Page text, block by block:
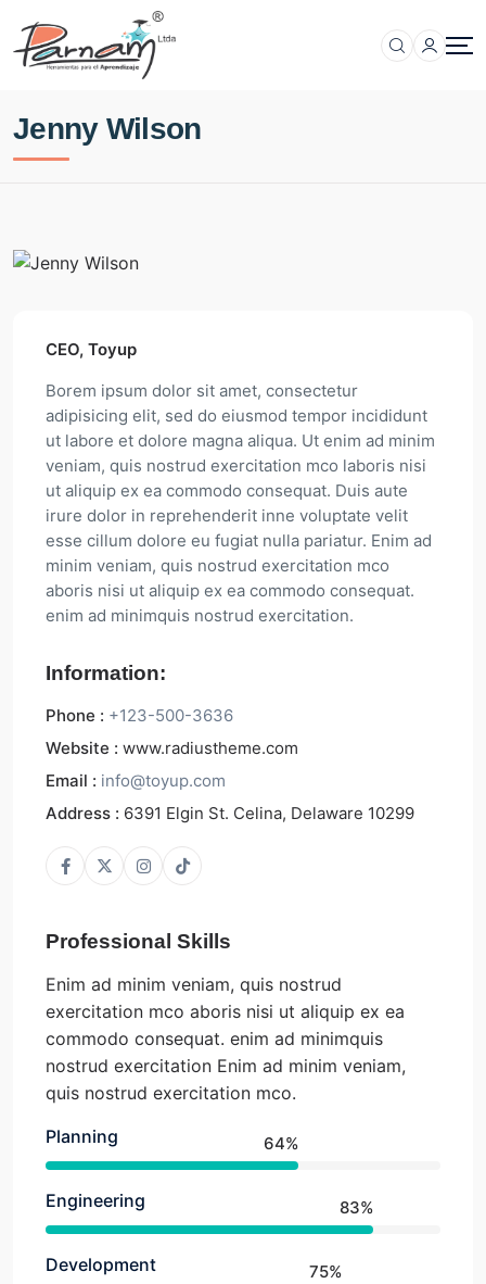
content
Jenny Wilson
CEO, Toyup
Borem ipsum dolor sit amet, consectetur
adipisicing elit, sed do eiusmod tempor incididunt
ut labore et dolore magna aliqua. Ut enim ad minim
veniam, quis nostrud exercitation mco laboris nisi
ut aliquip ex ea commodo consequat. Duis aute
irure dolor in reprehenderit inne voluptate velit
esse cillum dolore eu fugiat nulla pariatur. Enim ad
minim veniam, quis nostrud exercitation mco
aboris nisi ut aliquip ex ea commodo consequat.
enim ad minimquis nostrud exercitation.
Information:
Phone : +123-500-3636
Website : www.radiustheme.com
Email : info@toyup.com
Address : 6391 Elgin St. Celina, Delaware 10299
Professional Skills
Enim ad minim veniam, quis nostrud
exercitation mco aboris nisi ut aliquip ex ea
commodo consequat. enim ad minimquis
nostrud exercitation Enim ad minim veniam,
quis nostrud exercitation mco.
Planning
64%
Engineering 83%
Development 75%